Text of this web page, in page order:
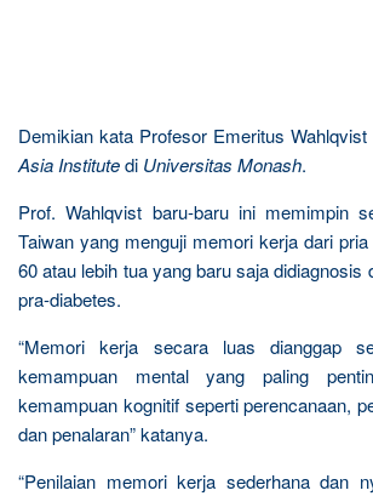
Demikian kata Profesor Emeritus
Asia Institutedi Universitas Monash.
Prof. Wahlqvist baru-baru ini memimpin
Taiwan yang menguji memori kerja dari
60 atau lebih tua yang baru saja didiagnosis
pra-diabetes.
“Memori kerja secara luas dianggap
kemampuan mental yang paling
kemampuan kognitif seperti perencanaan,
dan penalaran” katanya.
“Penilaian memori kerja sederhana dan